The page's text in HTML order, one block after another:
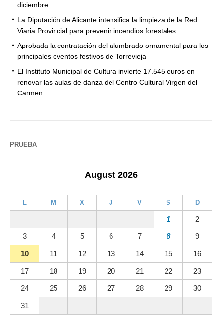
diciembre
La Diputación de Alicante intensifica la limpieza de la Red
Viaria Provincial para prevenir incendios forestales
Aprobada la contratación del alumbrado ornamental para los
principales eventos festivos de Torrevieja
El Instituto Municipal de Cultura invierte 17.545 euros en
renovar las aulas de danza del Centro Cultural Virgen del
Carmen
PRUEBA
August 2026
L M X J V S D
1 2
3 4 5 6 7 8 9
10 11 12 13 14 15 16
17 18 19 20 21 22 23
24 25 26 27 28 29 30
31